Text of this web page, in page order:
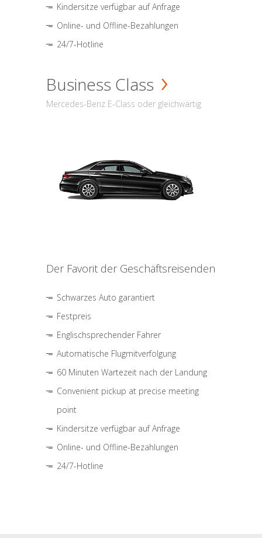
Kindersitze verfügbar auf Anfrage
Online- und Offline-Bezahlungen
24/7-Hotline
Business Class
Mercedes-Benz E-Class oder gleichwärtig
Der Favorit der Geschäftsreisenden
Schwarzes Auto garantiert
Festpreis
Englischsprechender Fahrer
Automatische Flugmitverfolgung
60 Minuten Wartezeit nach der Landung
Convenient pickup at precise meeting
point
Kindersitze verfügbar auf Anfrage
Online- und Offline-Bezahlungen
24/7-Hotline